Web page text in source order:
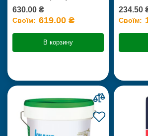
630.00 ₴
Своїм: 619.00 ₴
В корзину
234.50
Своїм: